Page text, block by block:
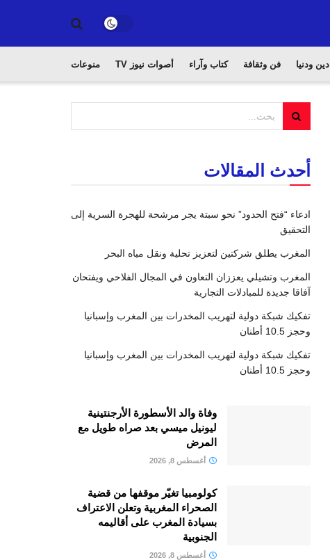
دين ودنيا فن وثقافة كتاب وآراء أصوات نيوز TV منوعات
أحدث المقالات
ادعاء “فتح الحدود” نحو سبتة يجر مرشحة للهجرة السرية إلى
التحقيق
المغرب يطلق شركتين لتعزيز تحلية ونقل مياه البحر
المغرب وتشيلي يعززان التعاون في المجال الفلاحي ويفتحان
آفاقا جديدة للمبادلات التجارية
تفكيك شبكة دولية لتهريب المخدرات بين المغرب وإسبانيا
وحجز 10.5 أطنان
تفكيك شبكة دولية لتهريب المخدرات بين المغرب وإسبانيا
وحجز 10.5 أطنان
وفاة والد الأسطورة الأرجنتينية
ليونيل ميسي بعد صراه طويل مع
المرض
أغسطس 8, 2026
كولومبيا تغيّر موقفها من قضية
الصحراء المغربية وتعلن الاعتراف
بسيادة المغرب على أقاليمه
الجنوبية
أغسطس 8, 2026